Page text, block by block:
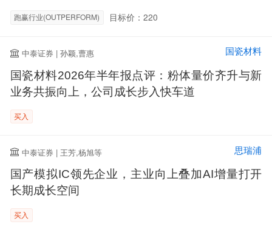
跑赢行业(OUTPERFORM) 目标价：220
中泰证券 | 孙颖,曹惠 国瓷材料
国瓷材料2026年半年报点评：粉体量价齐升与新
业务共振向上，公司成长步入快车道
买入
中泰证券 | 王芳,杨旭等 思瑞浦
国产模拟IC领先企业，主业向上叠加AI增量打开
长期成长空间
买入